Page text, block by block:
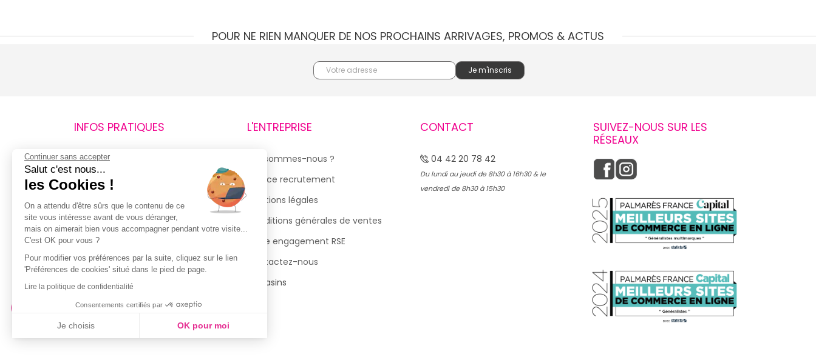
POUR NE RIEN MANQUER DE NOS PROCHAINS ARRIVAGES, PROMOS & ACTUS
INFOS PRATIQUES
Retours et remboursements
Suivi de commande
Livraisons
Guide des tailles
Politique de confidentialité
Conditions générales d’utilisation
de la Carte de Fidélité
L'ENTREPRISE
Qui sommes-nous ?
Espace recrutement
Mentions légales
Conditions générales de ventes
Notre engagement RSE
Contactez-nous
Magasins
CONTACT
04 42 20 78 42
Du lundi au jeudi de 8h30 à 16h30 & le
vendredi de 8h30 à 15h30
SUIVEZ-NOUS SUR LES
RÉSEAUX
Continuer sans accepter
Salut c'est nous...
les Cookies !
On a attendu d'être sûrs que le contenu de ce
site vous intéresse avant de vous déranger,
mais on aimerait bien vous accompagner pendant votre visite...
C'est OK pour vous ?
Pour modifier vos préférences par la suite, cliquez sur le lien
'Préférences de cookies' situé dans le pied de page.
Lire la politique de confidentialité
Consentements certifiés par
Je choisis OK pour moi